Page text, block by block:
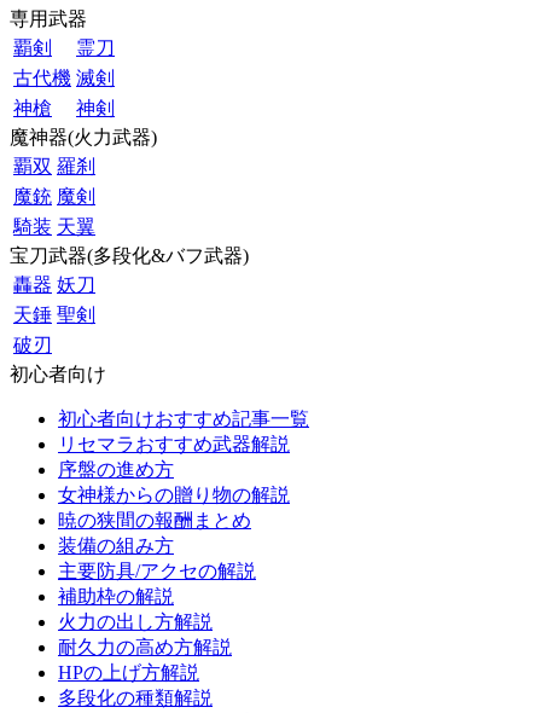
専用武器
覇剣
霊刀
古代機 滅剣
神槍
神剣
魔神器(火力武器)
覇双 羅刹
魔銃 魔剣
騎装 天翼
宝刀武器(多段化&バフ武器)
轟器 妖刀
天錘 聖剣
破刃
初心者向け
初心者向けおすすめ記事一覧
リセマラおすすめ武器解説
序盤の進め方
女神様からの贈り物の解説
暁の狭間の報酬まとめ
装備の組み方
主要防具/アクセの解説
補助枠の解説
火力の出し方解説
耐久力の高め方解説
HPの上げ方解説
多段化の種類解説